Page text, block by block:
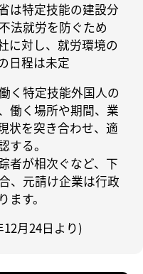
は特定技能の建設分
法就労を防ぐため
に対し、就労環境の
日程は未定
く特定技能外国人の
働く場所や期間、業
状を突き合わせ、適
する。
者が相次ぐなど、下
、元請け企業は行政
す。
月24日より)